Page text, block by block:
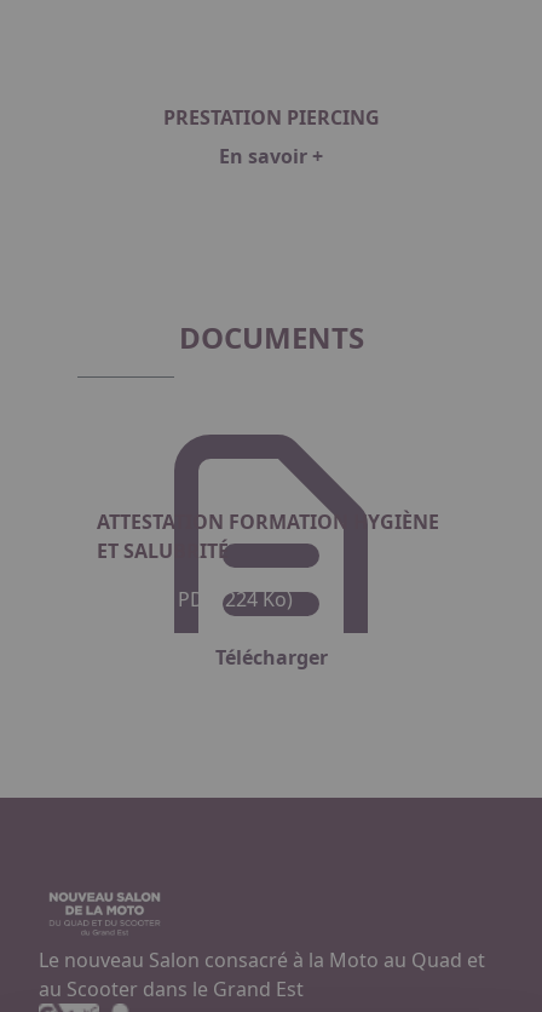
PRESTATION PIERCING
En savoir +
DOCUMENTS
ATTESTATION FORMATION HYGIÈNE
ET SALUBRITÉ
Format : PDF (224 Ko)
Télécharger
Le nouveau Salon consacré à la Moto au Quad et
au Scooter dans le Grand Est